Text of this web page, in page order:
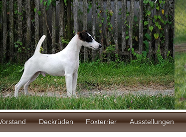
Deckrüden Foxterrier Ausstellungen